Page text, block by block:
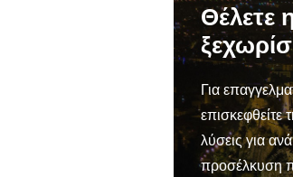
Θέλετε
Για
λύσεις για
προσέλκυση